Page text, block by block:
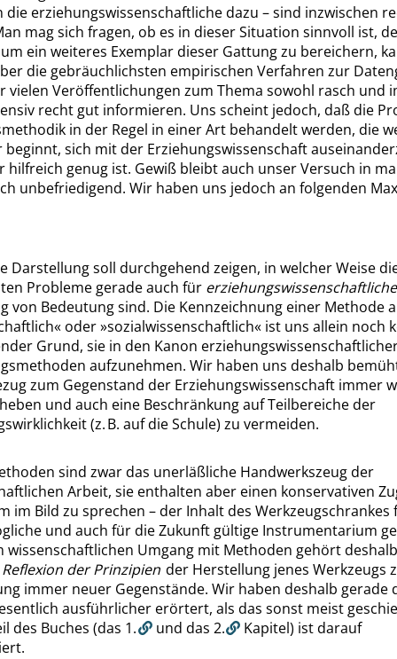
die erziehungswissenschaftliche dazu – sind inzwischen
mag sich fragen, ob es in dieser Situation sinnvoll ist,
ein weiteres Exemplar dieser Gattung zu bereichern,
die gebräuchlichsten empirischen Verfahren zur
vielen Veröffentlichungen zum Thema sowohl rasch und
recht gut informieren. Uns scheint jedoch, daß die
in der Regel in einer Art behandelt werden, die
beginnt, sich mit der Erziehungswissenschaft
hilfreich genug ist. Gewiß bleibt auch unser Versuch in
unbefriedigend. Wir haben uns jedoch an folgenden
Darstellung soll durchgehend zeigen, in welcher Weise
Probleme gerade auch für erziehungswissenschaftliche
von Bedeutung sind. Die Kennzeichnung einer Methode
« oder»sozialwissenschaftlich« ist uns allein noch
Grund, sie in den Kanon
aufzunehmen. Wir haben uns deshalb
zum Gegenstand der Erziehungswissenschaft immer
und auch eine Beschränkung auf Teilbereiche der
(z. B. auf die Schule) zu vermeiden.
sind zwar das unerläßliche Handwerkszeug der
Arbeit, sie enthalten aber einen konservativen
im Bild zu sprechen – der Inhalt des Werkzeugschrankes
und auch für die Zukunft gültige Instrumentarium
wissenschaftlichen Umgang mit Methoden gehört
Reflexion der Prinzipien der Herstellung jenes Werkzeugs
immer neuer Gegenstände. Wir haben deshalb gerade
ausführlicher erörtert, als das sonst meist
des Buches (das 1. und das 2.
Kapitel) ist darauf